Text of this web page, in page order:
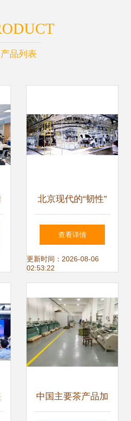
产品列表
北京现代的“韧性”
以软件技术开发为
引擎的转型之路
查看详情
更新时间：2026-08-06
02:53:22
中国主要茶产品加